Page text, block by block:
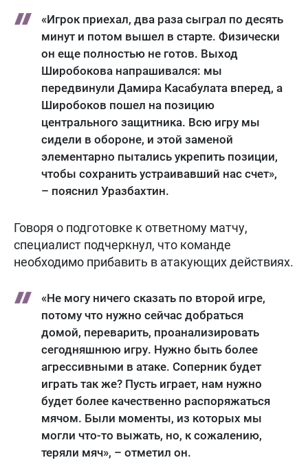
«Игрок приехал, два раза сыграл по десять
минут и потом вышел в старте. Физически
он еще полностью не готов. Выход
Широбокова напрашивался: мы
передвинули Дамира Касабулата вперед, а
Широбоков пошел на позицию
центрального защитника. Всю игру мы
сидели в обороне, и этой заменой
элементарно пытались укрепить позиции,
чтобы сохранить устраивавший нас счет»,
– пояснил Уразбахтин.
Говоря о подготовке к ответному матчу,
специалист подчеркнул, что команде
необходимо прибавить в атакующих действиях.
«Не могу ничего сказать по второй игре,
потому что нужно сейчас добраться
домой, переварить, проанализировать
сегодняшнюю игру. Нужно быть более
агрессивными в атаке. Соперник будет
играть так же? Пусть играет, нам нужно
будет более качественно распоряжаться
мячом. Были моменты, из которых мы
могли что-то выжать, но, к сожалению,
теряли мяч», – отметил он.